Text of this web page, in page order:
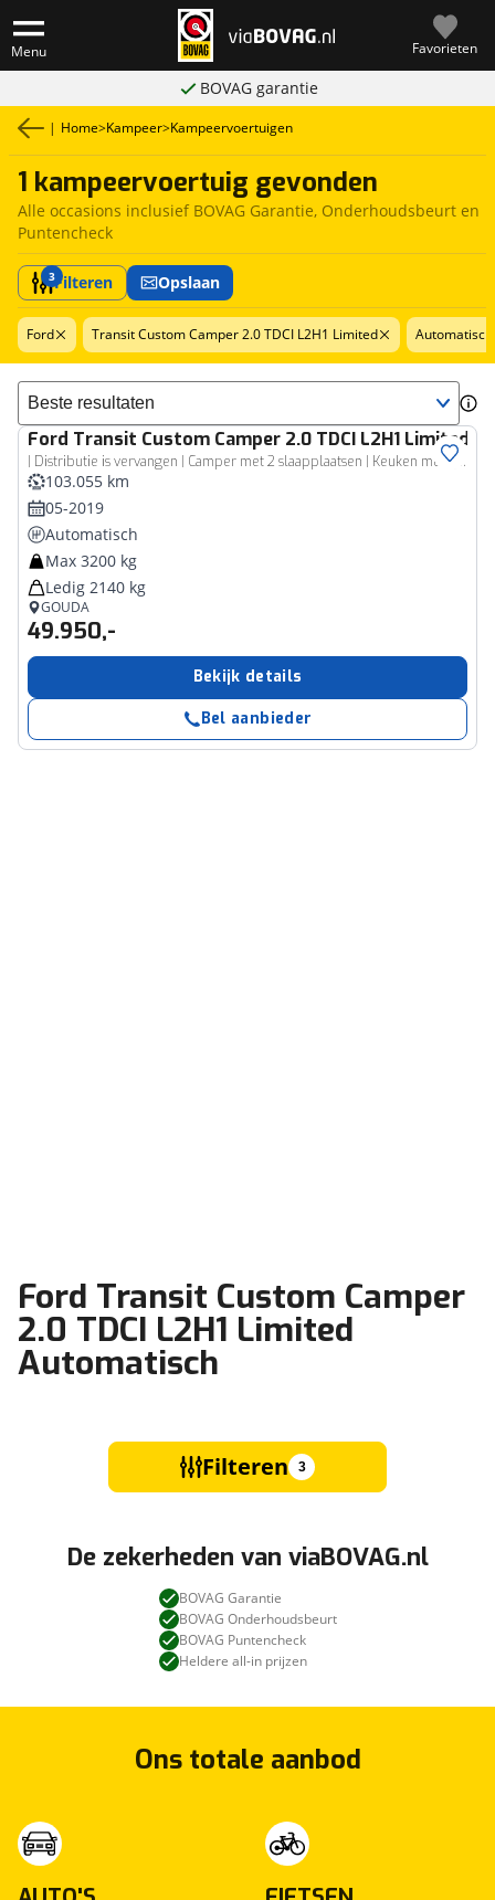
Menu Favorieten
BOVAG garantie
| Home>Kampeer>Kampeervoertuigen
1 kampeervoertuig gevonden
Alle occasions inclusief BOVAG Garantie, Onderhoudsbeurt en
Puntencheck
3Filteren Opslaan
Ford Transit Custom Camper 2.0 TDCI L2H1 Limited Automatisch
Sorteer resultaten
Ford Transit Custom Camper 2.0 TDCI L2H1 Limited
| Distributie is vervangen | Camper met 2 slaapplaatsen | Keuken met gootsteen- koelkast- gasfornuis | Zonnescherm | Trekhaak
103.055 km
05-2019
Automatisch
Max 3200 kg
Ledig 2140 kg
GOUDA
49.950,-
Bekijk details
Bel aanbieder
Ford Transit Custom Camper
2.0 TDCI L2H1 Limited
Automatisch
Filteren 3
De zekerheden van viaBOVAG.nl
BOVAG Garantie
BOVAG Onderhoudsbeurt
BOVAG Puntencheck
Heldere all-in prijzen
Ons totale aanbod